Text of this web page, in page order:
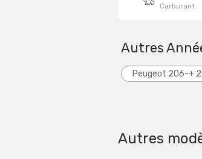
Carburant
Autres
Peugeot 206-+
Autres